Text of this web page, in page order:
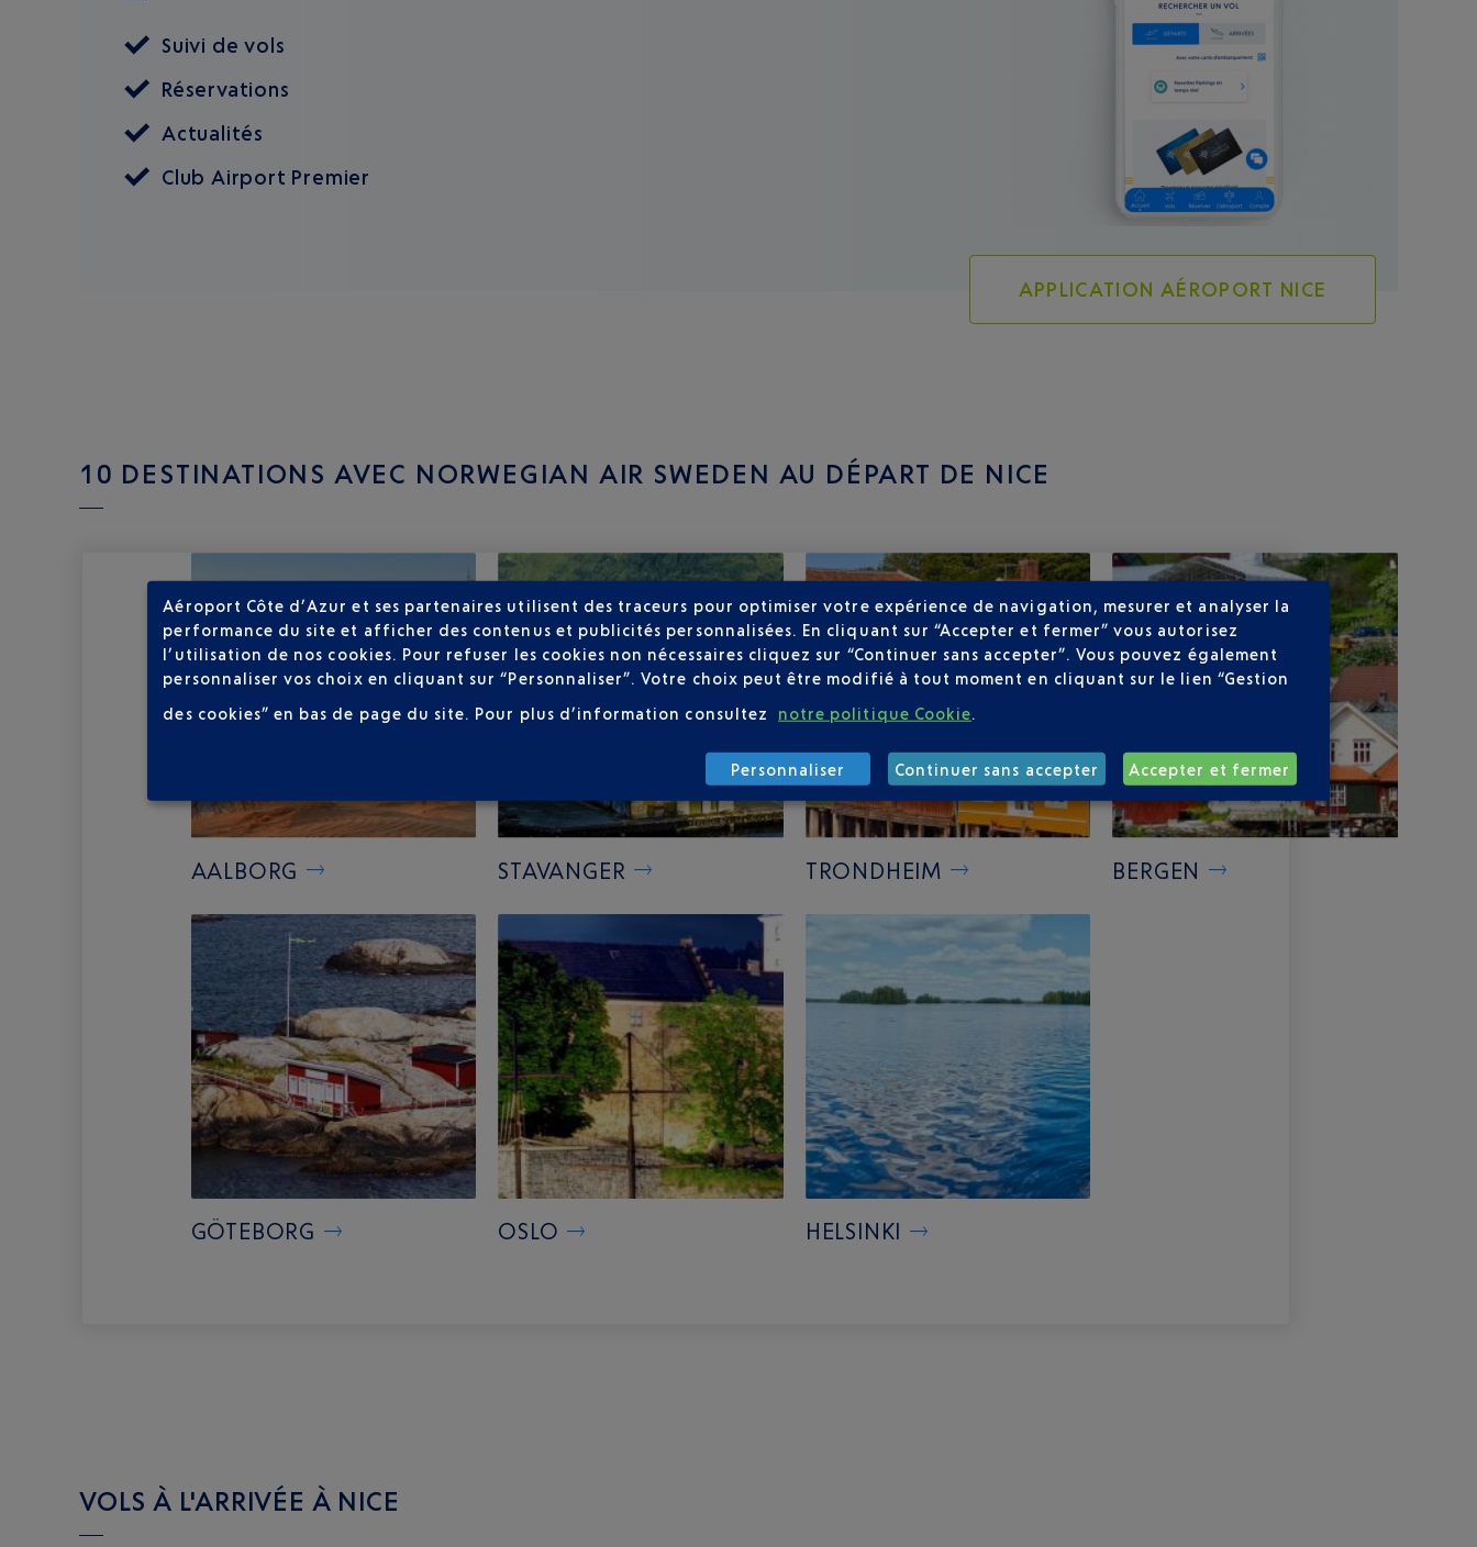
Suivi de vols
Réservations
Actualités
Club Airport Premier
APPLICATION AÉROPORT NICE
10 DESTINATIONS AVEC NORWEGIAN AIR SWEDEN AU DÉPART DE NICE
AALBORG STAVANGER TRONDHEIM BERGEN
GÖTEBORG OSLO HELSINKI
VOLS À L'ARRIVÉE À NICE
Aéroport Côte d’Azur et ses partenaires utilisent des traceurs pour optimiser votre expérience de navigation, mesurer et analyser la
performance du site et afficher des contenus et publicités personnalisées. En cliquant sur “Accepter et fermer” vous autorisez
l’utilisation de nos cookies. Pour refuser les cookies non nécessaires cliquez sur “Continuer sans accepter”. Vous pouvez également
personnaliser vos choix en cliquant sur “Personnaliser”. Votre choix peut être modifié à tout moment en cliquant sur le lien “Gestion
des cookies” en bas de page du site. Pour plus d’information consultez notre politique Cookie.
Personnaliser Continuer sans accepter Accepter et fermer